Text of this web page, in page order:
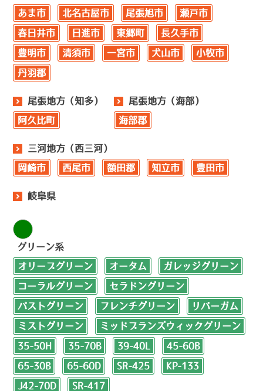
あま市 北名古屋市 尾張旭市 瀬戸市
春日井市 日進市 東郷町 長久手市
豊明市 清須市 一宮市 犬山市 小牧市
丹羽郡
尾張地方（知多）
阿久比町
尾張地方（海部）
海部郡
三河地方（西三河）
岡崎市 西尾市 額田郡 知立市 豊田市
岐阜県
グリーン系
オリーブグリーン オータム ガレッジグリーン
コーラルグリーン セラドングリーン
パストグリーン フレンチグリーン リバーガム
ミストグリーン ミッドブランズウィックグリーン
35-50H 35-70B 39-40L 45-60B
65-30B 65-60D SR-425 KP-133
J42-70D SR-417